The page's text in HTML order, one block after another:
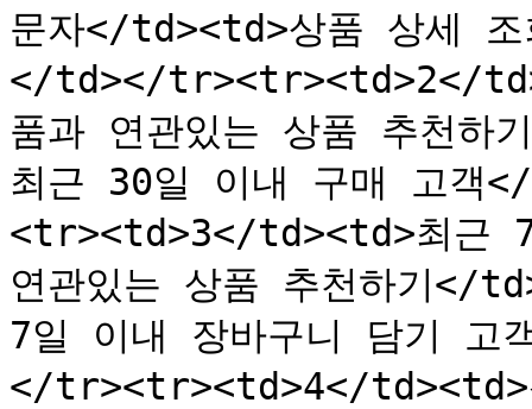
문자</td><td>상품 상세
</td></tr><tr><td>2</
품과 연관있는 상품 추천
최근 30일 이내 구매 고
<tr><td>3</td><td>최근 7
연관있는 상품 추천하기</
7일 이내 장바구니 담기
</tr><tr><td>4</td><td>